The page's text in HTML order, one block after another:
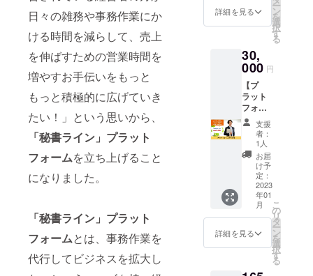
日々の雑務や事務作業にか
ける時間を減らして、売上
を伸ばすための営業時間を
増やすお手伝いをもっと
もっと積極的に広げていき
たい！」という思いから、
「秘書ライン」プラット
フォームを立ち上げること
になりました。
「秘書ライン」プラット
フォームとは、事務作業を
代行してビジネスを拡大し
トが豊
やタブ
レット
える
4)素材
が豊富
にある
5)デ
ザイン
の共有
ができ
5:Canv
aのデメ
リット
1)動
作が重
る方法
投稿
記事に
主な機
能8選 ※
メール
にてお
届けい
たしま
す。 ※
マニュ
アルの
ファイ
ル形式
はPDF
です。
マニュ
マニュ
アル ・
essマ
ニュア
ル ※
メール
にてお
届けい
たしま
す。 ※
マニュ
アルの
ファイ
ル形式
はPDF
です。
ンサー
になれ
プラッ
ト
フォー
ムに企
業スポ
ンサー
として
企業
名、企
業の
ホーム
ページ
のリン
クを掲
載させ
ていた
だきま
詳細を見る ー
ン
を
選
択
す
る
30,
000 円
【プ
ラット
フォー
ム1か月
利用】
まず
は、
「オン
ライン
秘書」
サービ
スを試
してみ
たいと
いう方
支援
者：
1人
お届
け予
定：
2023
年01
月
詳細を見る
こ
の
リ
タ
ー
ン
を
選
択
す
る